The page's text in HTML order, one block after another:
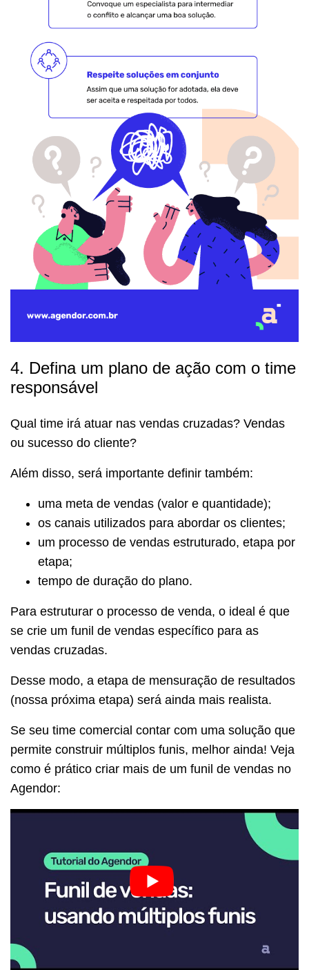
4. Defina um plano de ação com o time
responsável
Qual time irá atuar nas vendas cruzadas? Vendas
ou sucesso do cliente?
Além disso, será importante definir também:
uma meta de vendas (valor e quantidade);
os canais utilizados para abordar os clientes;
um processo de vendas estruturado, etapa por
etapa;
tempo de duração do plano.
Para estruturar o processo de venda, o ideal é que
se crie um funil de vendas específico para as
vendas cruzadas.
Desse modo, a etapa de mensuração de resultados
(nossa próxima etapa) será ainda mais realista.
Se seu time comercial contar com uma solução que
permite construir múltiplos funis, melhor ainda! Veja
como é prático criar mais de um funil de vendas no
Agendor: